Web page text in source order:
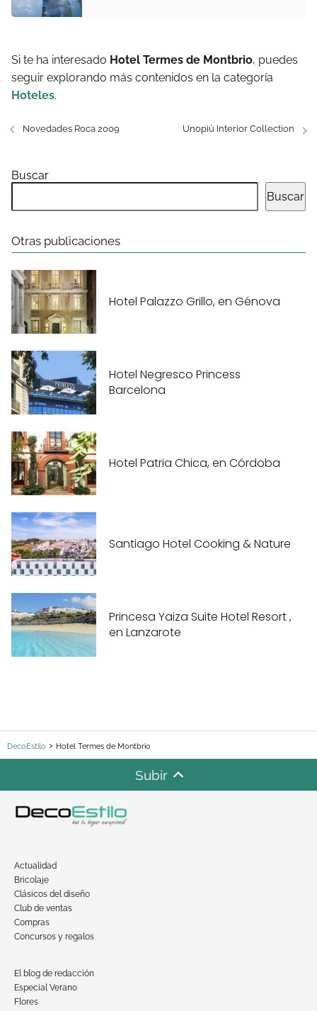
Si te ha interesado Hotel Termes de Montbrio, puedes
seguir explorando más contenidos en la categoría
Hoteles.
Novedades Roca 2009 Unopiù Interior Collection
Buscar
Buscar
Otras publicaciones
Hotel Palazzo Grillo, en Génova
Hotel Negresco Princess
Barcelona
Hotel Patria Chica, en Córdoba
Santiago Hotel Cooking & Nature
Princesa Yaiza Suite Hotel Resort ,
en Lanzarote
DecoEstilo Hotel Termes de Montbrio
Subir
Actualidad
Bricolaje
Clásicos del diseño
Club de ventas
Compras
Concursos y regalos
El blog de redacción
Especial Verano
Flores